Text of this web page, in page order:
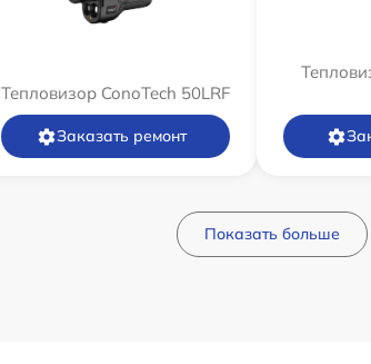
Тепловизор ConoTech 50LRF
Заказать ремонт
Показать больше